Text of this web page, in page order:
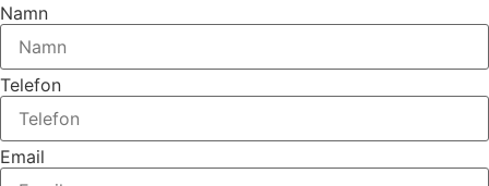
Namn
Telefon
Email